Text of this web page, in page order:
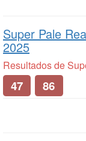
Super Pale
2025
Resultados de
47 86